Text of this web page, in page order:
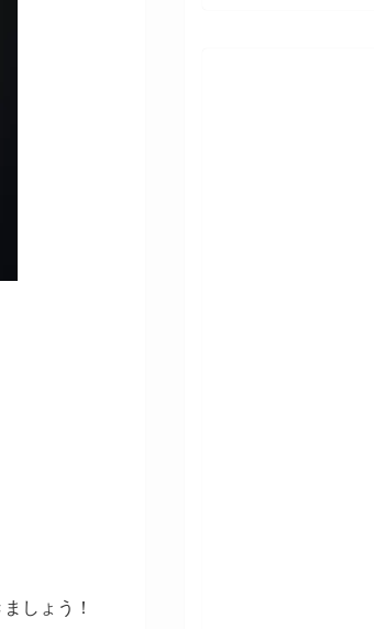
しょう！